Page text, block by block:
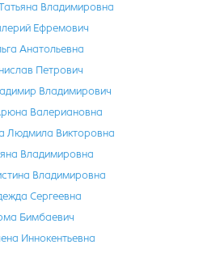
Владимировна
Ефремович
Анатольевна
Петрович
Владимирович
Валериановна
Людмила Викторовна
Владимировна
Владимировна
Сергеевна
Бимбаевич
Иннокентьевна